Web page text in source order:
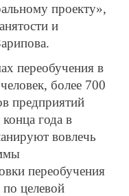
проекту»,
и
переобучения в
более 700
предприятий
года в
вовлечь
переобучения
по целевой